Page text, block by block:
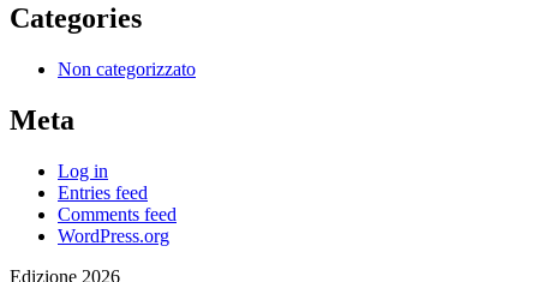
Categories
Non categorizzato
Meta
Log in
Entries feed
Comments feed
WordPress.org
Edizione 2026